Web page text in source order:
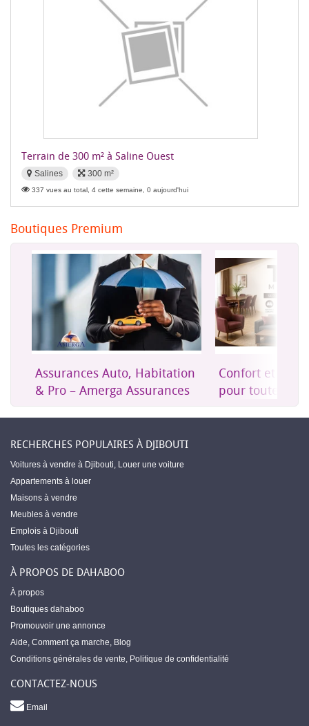
Terrain de 300 m² à Saline Ouest
Salines 300 m²
337 vues au total, 4 cette semaine, 0 aujourd'hui
Boutiques Premium
Assurances Auto, Habitation
& Pro – Amerga Assurances
Confort et mobilier
pour toute la maison
RECHERCHES POPULAIRES À DJIBOUTI
Voitures à vendre à Djibouti, Louer une voiture
Appartements à louer
Maisons à vendre
Meubles à vendre
Emplois à Djibouti
Toutes les catégories
À PROPOS DE DAHABOO
À propos
Boutiques dahaboo
Promouvoir une annonce
Aide, Comment ça marche, Blog
Conditions générales de vente, Politique de confidentialité
CONTACTEZ-NOUS
Email